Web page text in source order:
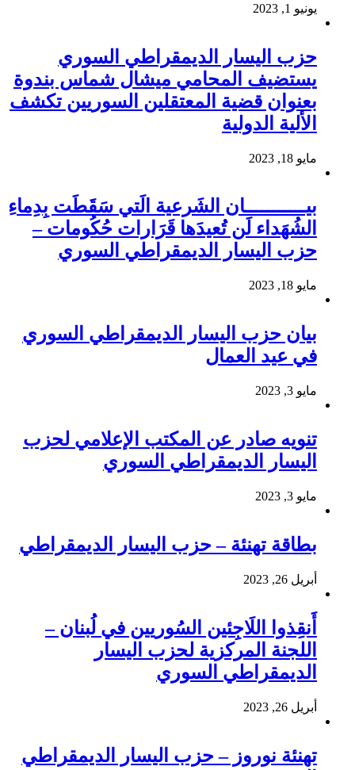
يونيو 1, 2023
حزب اليسار الديمقراطي السوري
يستضيف المحامي ميشال شماس بندوة
بعنوان قضية المعتقلين السوريين تكشف
الألية الدولية
مايو 18, 2023
بيـــــــــــان الشَرعية الَتي سَقَطَت بِدِماءِ
الشُهَداء لَن تُعيدَها قَرَارات حُكُومات –
حزب اليسار الديمقراطي السوري
مايو 18, 2023
بيان حزب اليسار الديمقراطي السوري
في عيد العمال
مايو 3, 2023
تنويه صادر عن المكتب الإعلامي لحزب
اليسار الديمقراطي السوري
مايو 3, 2023
بطاقة تهنئة – حزب اليسار الديمقراطي
أبريل 26, 2023
أَنقِذوا اللَاجِئين السُوريين في لُبنان –
اللجنة المركزية لحزب اليسار
الديمقراطي السوري
أبريل 26, 2023
تهنئة نوروز – حزب اليسار الديمقراطي